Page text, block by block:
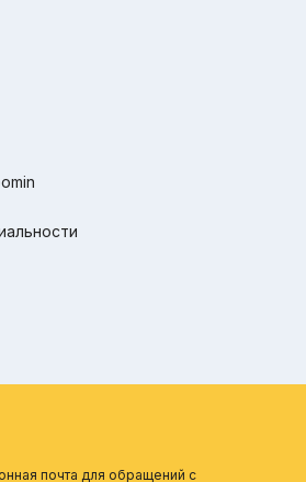
почта для обращений с